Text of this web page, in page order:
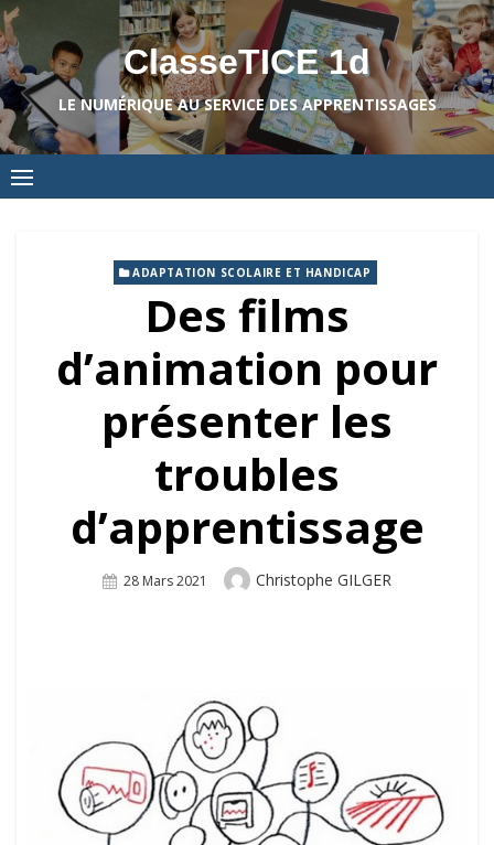
Skip
to
content
ClasseTICE 1d
LE NUMÉRIQUE AU SERVICE DES APPRENTISSAGES
ADAPTATION SCOLAIRE ET HANDICAP
Des films
d’animation pour
présenter les
troubles
d’apprentissage
Posted
28 Mars 2021 Author
Christophe GILGER